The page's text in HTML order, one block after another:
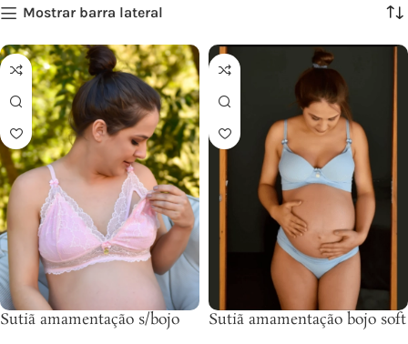
Mostrar barra lateral
Sutiã amamentação s/bojo
Sutiã amamentação bojo soft